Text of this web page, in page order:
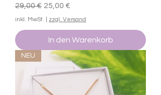
Standardpreis
29,00 € Sale-Preis
25,00 €
inkl. MwSt. zzgl. Versand
In den Warenkorb
NEU